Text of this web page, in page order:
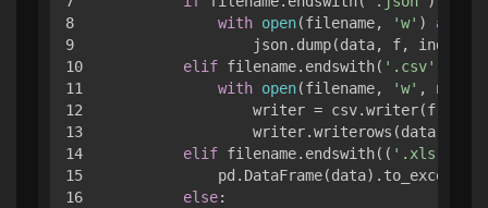
8
9
10
11
12
13
14
15
16
with open(filename, 'w' ) as
                json.dump(data, f, indent=
elif filename.endswith( '.csv'
with open(filename, 'w' ,
                writer = csv.writer(f)
                writer.writerows(data)
elif filename.endswith(( '.xls'
else: